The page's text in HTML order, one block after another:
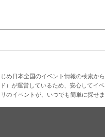
め日本全国のイベント情報の検索か
が運営しているため、安心してイ
イベントが、いつでも簡単に探せま